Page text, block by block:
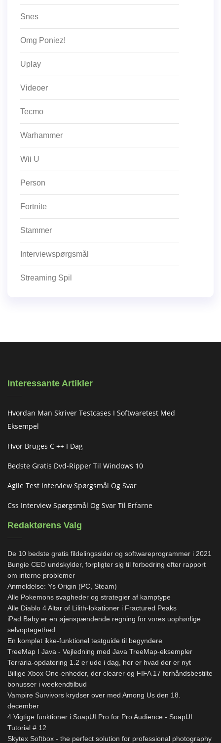
Snes
Omg Poniez!
Uplay
Videoer
Tecmo
Warhammer
Wii U
Person
Fortnite
Stammer
Interviewspørgsmål
Streaming Spil
Interessante Artikler
Hvordan Man Skriver Testcases I Softwaretest Med
Eksempel
Hvor Bruges C ++ I Dag
Bedste Gratis Dvd-Ripper Til Windows 10
Agile Test Interview Spørgsmål Og Svar
Css Interview Spørgsmål Og Svar Til Erfarne
Redaktørens Valg
De 10 bedste gratis fildelingssider og softwareprogrammer i 2021
Bungie CEO undskylder, forpligter sig til forbedring efter rapport
om interne problemer
Anmeldelse: Ys Origin (PC, Steam)
Alle Pokemons svagheder og strategier af kamptype
Alle Diablo 4 Altar of Lilith-lokationer i Fractured Peaks
iPad Baby er en øjenspændende regning for vores uophørlige
selvoptagethed
En komplet ikke-funktionel testguide til begyndere
TreeMap I Java - Vejledning med Java TreeMap-eksempler
Terraria-opdatering 1.2 er ude i dag, her er hvad der er nyt
Billige Xbox One-enheder, der clearer og FIFA 17 forhåndsbestilte
bonusser i weekendtilbud
Vampire Survivors krydser over med Among Us den 18.
december
4 Vigtige funktioner i SoapUI Pro for Pro Audience - SoapUI
Tutorial # 12
Skytex Softbox - the perfect solution for professional photography